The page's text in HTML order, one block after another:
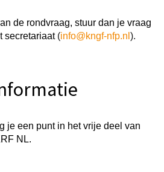
de rondvraag, stuur dan je vraag
secretariaat(info@kngf-nfp.nl ).
je een punt in het vrije deel van
NL.